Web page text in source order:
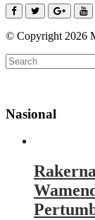
© Copyright 2026
Nasional